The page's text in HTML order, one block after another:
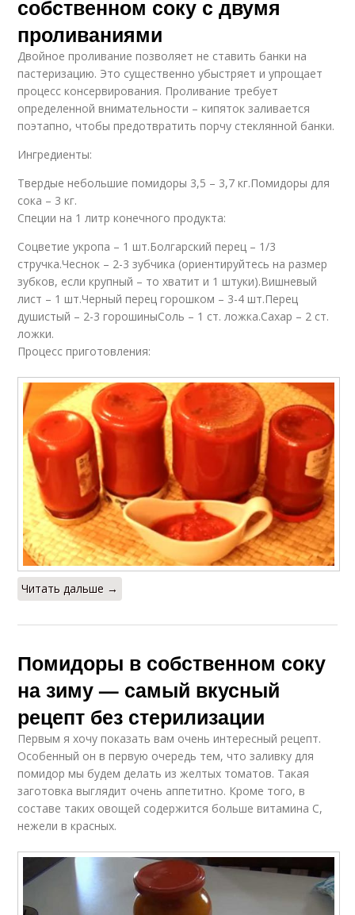
собственном соку с двумя
проливаниями
Двойное проливание позволяет не ставить банки на
пастеризацию. Это существенно убыстряет и упрощает
процесс консервирования. Проливание требует
определенной внимательности – кипяток заливается
поэтапно, чтобы предотвратить порчу стеклянной банки.
Ингредиенты:
Твердые небольшие помидоры 3,5 – 3,7 кг.Помидоры для
сока – 3 кг.
Специи на 1 литр конечного продукта:
Соцветие укропа – 1 шт.Болгарский перец – 1/3
стручка.Чеснок – 2-3 зубчика (ориентируйтесь на размер
зубков, если крупный – то хватит и 1 штуки).Вишневый
лист – 1 шт.Черный перец горошком – 3-4 шт.Перец
душистый – 2-3 горошиныСоль – 1 ст. ложка.Сахар – 2 ст.
ложки.
Процесс приготовления:
Читать дальше →
Помидоры в собственном соку
на зиму — самый вкусный
рецепт без стерилизации
Первым я хочу показать вам очень интересный рецепт.
Особенный он в первую очередь тем, что заливку для
помидор мы будем делать из желтых томатов. Такая
заготовка выглядит очень аппетитно. Кроме того, в
составе таких овощей содержится больше витамина С,
нежели в красных.